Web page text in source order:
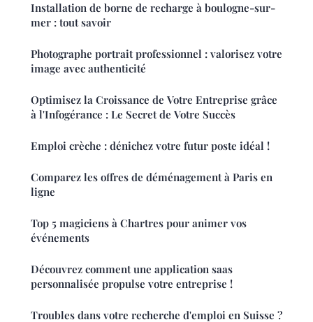
Installation de borne de recharge à boulogne-sur-
mer : tout savoir
Photographe portrait professionnel : valorisez votre
image avec authenticité
Optimisez la Croissance de Votre Entreprise grâce
à l'Infogérance : Le Secret de Votre Succès
Emploi crèche : dénichez votre futur poste idéal !
Comparez les offres de déménagement à Paris en
ligne
Top 5 magiciens à Chartres pour animer vos
événements
Découvrez comment une application saas
personnalisée propulse votre entreprise !
Troubles dans votre recherche d'emploi en Suisse ?